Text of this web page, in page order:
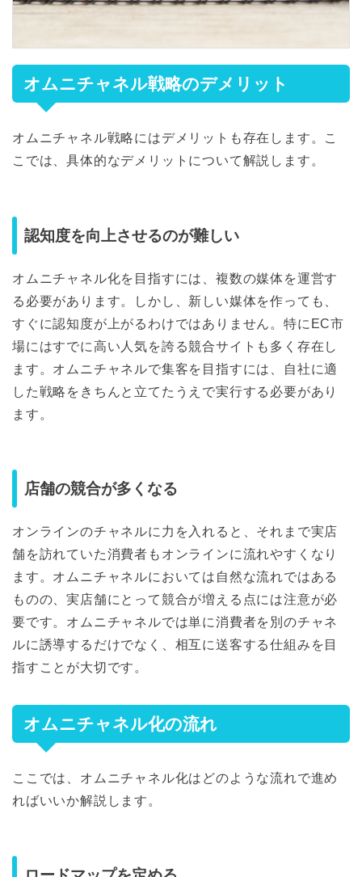
オムニチャネル戦略のデメリット
オムニチャネル戦略にはデメリットも存在します。こ
こでは、具体的なデメリットについて解説します。
認知度を向上させるのが難しい
オムニチャネル化を目指すには、複数の媒体を運営す
る必要があります。しかし、新しい媒体を作っても、
すぐに認知度が上がるわけではありません。特にEC市
場にはすでに高い人気を誇る競合サイトも多く存在し
ます。オムニチャネルで集客を目指すには、自社に適
した戦略をきちんと立てたうえで実行する必要があり
ます。
店舗の競合が多くなる
オンラインのチャネルに力を入れると、それまで実店
舗を訪れていた消費者もオンラインに流れやすくなり
ます。オムニチャネルにおいては自然な流れではある
ものの、実店舗にとって競合が増える点には注意が必
要です。オムニチャネルでは単に消費者を別のチャネ
ルに誘導するだけでなく、相互に送客する仕組みを目
指すことが大切です。
オムニチャネル化の流れ
ここでは、オムニチャネル化はどのような流れで進め
ればいいか解説します。